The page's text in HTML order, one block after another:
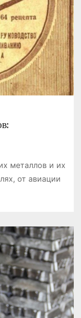
металлов и их
от авиации